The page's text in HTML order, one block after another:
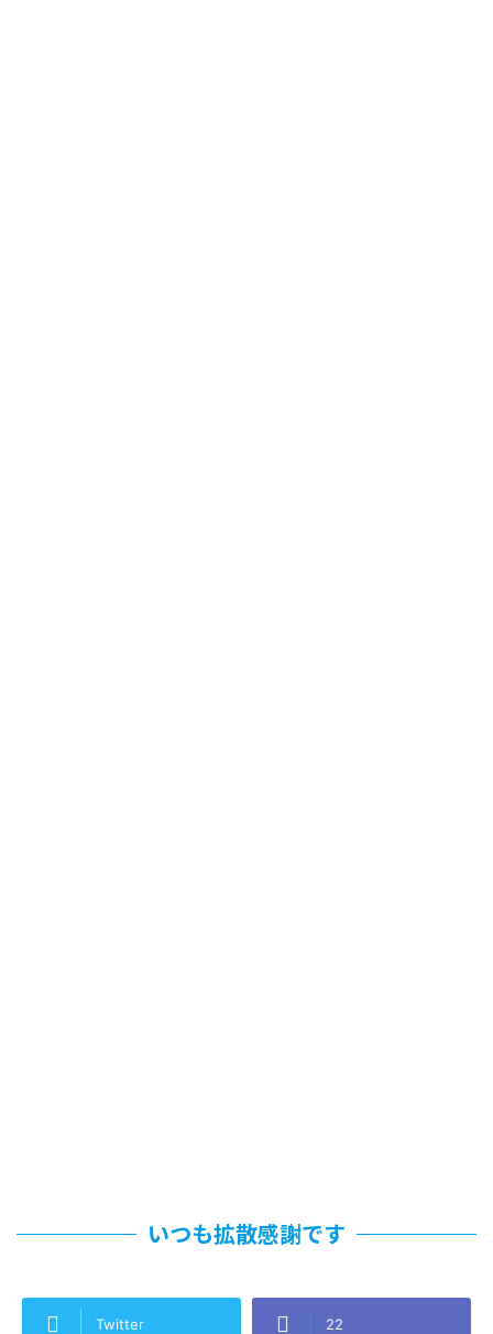
いつも拡散感謝です
Twitter 22